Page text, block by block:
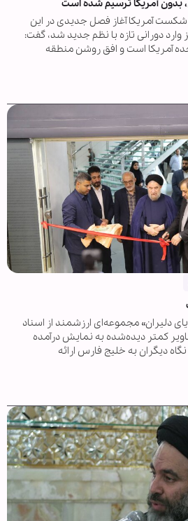
آمریکا ترسیم شده است
شکست آمریکا آغاز فصل جدیدی در این
دورانی تازه با نظم جدید شد، گفت:
آمریکا است و افق روشن منطقه
دلیران» مجموعه‌ای ارزشمند از اسناد
کمتر دیده‌شده به نمایش درآمده
دیگران به خلیج فارس ارائه